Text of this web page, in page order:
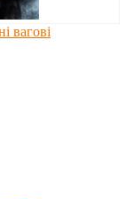
вагові